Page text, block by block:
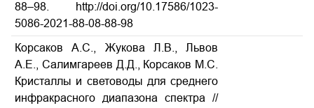
88–98. http://doi.org/10.17586/1023-
5086-2021-88-08-88-98
Корсаков А.С., Жукова Л.В., Львов
А.Е., Салимгареев Д.Д., Корсаков М.С.
Кристаллы и световоды для среднего
инфракрасного диапазона спектра //